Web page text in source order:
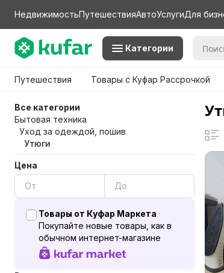
НедвижимостьПутешествияАвтоУслугиДля
Категории
Путешествия Товары с Куфар Рассрочкой
Все категории
Бытовая техника
Уход за одеждой, пошив
Утюги
Цена
Товары от Куфар Маркета
Покупайте новые товары, как в
обычном интернет-магазине